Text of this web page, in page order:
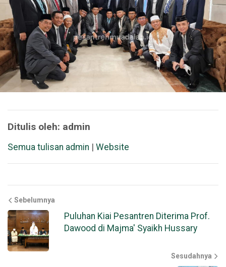
Ditulis oleh: admin
Semua tulisan admin Website
Sebelumnya
Puluhan Kiai Pesantren Diterima Prof.
Dawood di Majma' Syaikh Hussary
Sesudahnya